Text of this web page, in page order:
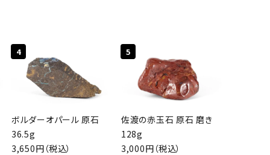
4
ボルダーオパール 原石
36.5g
3,650円（税込）
5
佐渡の赤玉石 原石 磨き
128g
3,000円（税込）